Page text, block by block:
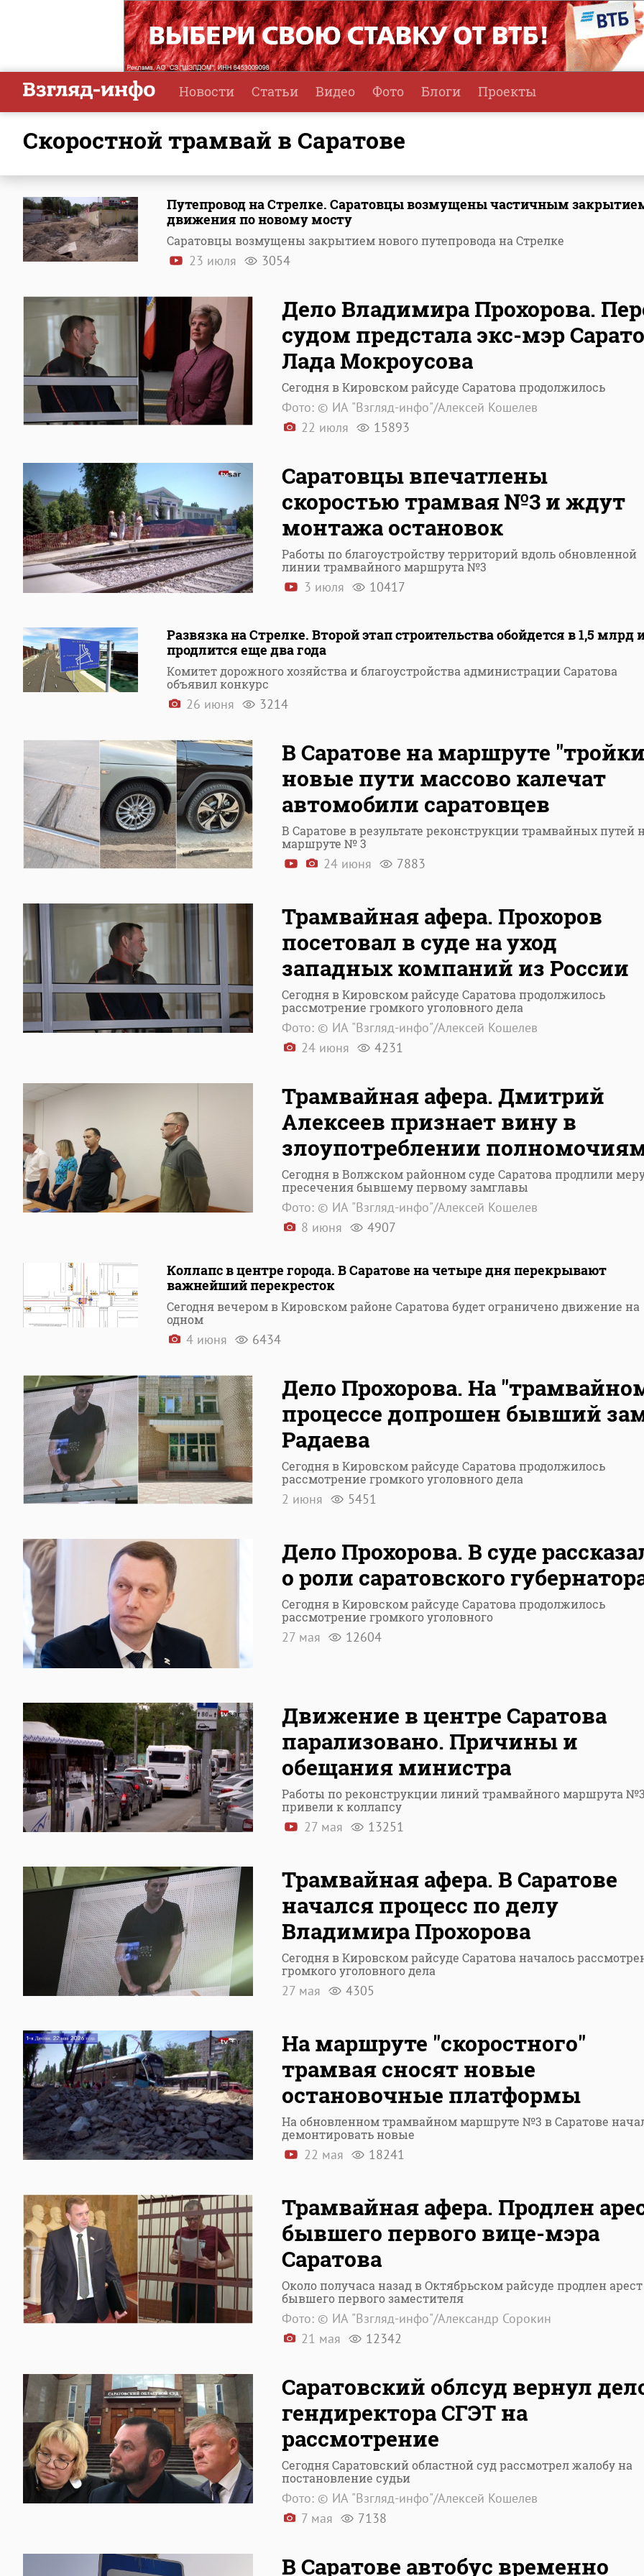
Новости Статьи Видео Фото Блоги Проекты
скоростной трамвай в Саратове
Путепровод на Стрелке. Саратовцы возмущены частичным
движения по новому мосту
Саратовцы возмущены закрытием нового путепровода на Стрелке
23 июля 3054
Дело Владимира Прохорова.
судом предстала экс-мэр
Лада Мокроусова
Сегодня в Кировском райсуде Саратова продолжилось
Фото: © ИА "Взгляд-инфо"/Алексей Кошелев
22 июля
15893
Саратовцы впечатлены
скоростью трамвая №3 и ждут
монтажа остановок
Работы по благоустройству территорий вдоль обновленной
линии трамвайного маршрута №3
3 июля 10417
Развязка на Стрелке. Второй этап строительства обойдется в 1,5 млрд
продлится еще два года
Комитет дорожного хозяйства и благоустройства администрации Саратова
объявил конкурс
26 июня 3214
В Саратове на маршруте
новые пути массово калечат
автомобили саратовцев
В Саратове в результате реконструкции трамвайных путей
маршруте № 3
24 июня 7883
Трамвайная афера. Прохоров
посетовал в суде на уход
западных компаний из России
Сегодня в Кировском райсуде Саратова продолжилось
рассмотрение громкого уголовного дела
Фото: © ИА "Взгляд-инфо"/Алексей Кошелев
24 июня
4231
Трамвайная афера. Дмитрий
Алексеев признает вину в
злоупотреблении
Сегодня в Волжском районном суде Саратова продлили
пресечения бывшему первому замглавы
Фото: © ИА "Взгляд-инфо"/Алексей Кошелев
8 июня
4907
Коллапс в центре города. В Саратове на четыре дня перекрывают
важнейший перекресток
Сегодня вечером в Кировском районе Саратова будет ограничено движение на
одном
4 июня 6434
Дело Прохорова. На
процессе допрошен бывший
Радаева
Сегодня в Кировском райсуде Саратова продолжилось
рассмотрение громкого уголовного дела
2 июня 5451
Дело Прохорова. В суде
о роли саратовского
Сегодня в Кировском райсуде Саратова продолжилось
рассмотрение громкого уголовного
27 мая 12604
Движение в центре Саратова
парализовано. Причины и
обещания министра
Работы по реконструкции линий трамвайного маршрута
привели к коллапсу
27 мая 13251
Трамвайная афера. В Саратове
начался процесс по делу
Владимира Прохорова
Сегодня в Кировском райсуде Саратова началось
громкого уголовного дела
27 мая 4305
На маршруте "скоростного"
трамвая сносят новые
остановочные платформы
На обновленном трамвайном маршруте №3 в Саратове
демонтировать новые
22 мая 18241
Трамвайная афера. Продлен
бывшего первого вице-мэра
Саратова
Около получаса назад в Октябрьском райсуде продлен арест
бывшего первого заместителя
Фото: © ИА "Взгляд-инфо"/Александр Сорокин
21 мая
12342
Саратовский облсуд вернул
гендиректора СГЭТ на
рассмотрение
Сегодня Саратовский областной суд рассмотрел жалобу на
постановление судьи
Фото: © ИА "Взгляд-инфо"/Алексей Кошелев
7 мая
7138
В Саратове автобус временно